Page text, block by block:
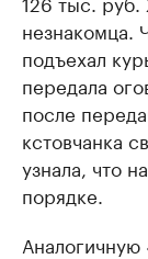
незнакомца.
подъехал
передала
после
кстовчанка
узнала, что
порядке.
Аналогичную